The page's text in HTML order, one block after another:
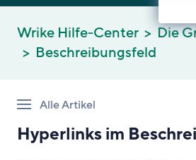
Wrike Hilfe-Center
Die
Beschreibungsfeld
Alle Artikel
Hyperlinks im